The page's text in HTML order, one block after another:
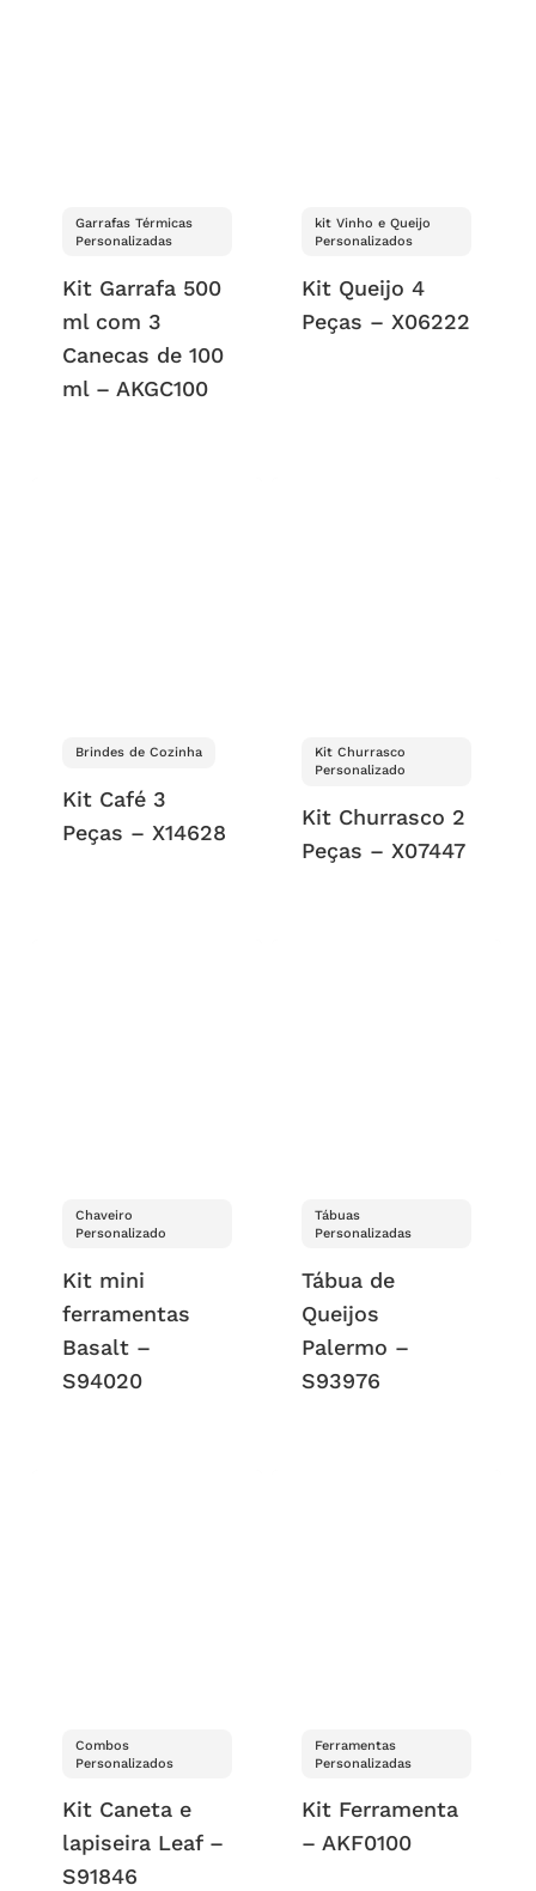
Garrafas Térmicas
Personalizadas
Kit Garrafa 500
ml com 3
Canecas de 100
ml – AKGC100
kit Vinho e Queijo
Personalizados
Kit Queijo 4
Peças – X06222
Brindes de Cozinha
Kit Café 3
Peças – X14628
Kit Churrasco
Personalizado
Kit Churrasco 2
Peças – X07447
Chaveiro
Personalizado
Kit mini
ferramentas
Basalt –
S94020
Tábuas
Personalizadas
Tábua de
Queijos
Palermo –
S93976
Combos
Personalizados
Kit Caneta e
lapiseira Leaf –
S91846
Ferramentas
Personalizadas
Kit Ferramenta
– AKF0100